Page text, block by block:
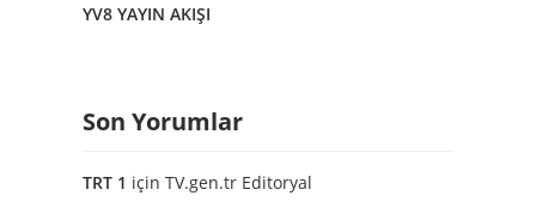
YV8 YAYIN AKIŞI
Son Yorumlar
TRT 1 için TV.gen.tr Editoryal